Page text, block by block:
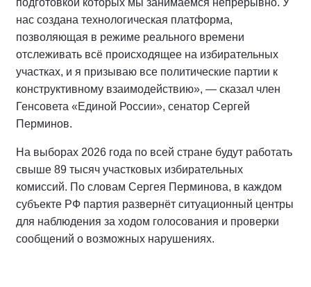
подготовкой которых мы занимаемся непрерывно. У
нас создана технологическая платформа,
позволяющая в режиме реального времени
отслеживать всё происходящее на избирательных
участках, и я призываю все политические партии к
конструктивному взаимодействию», — сказал член
Генсовета «Единой России», сенатор Сергей
Перминов.
На выборах 2026 года по всей стране будут работать
свыше 89 тысяч участковых избирательных
комиссий. По словам Сергея Перминова, в каждом
субъекте РФ партия развернёт ситуационный центры
для наблюдения за ходом голосования и проверки
сообщений о возможных нарушениях.